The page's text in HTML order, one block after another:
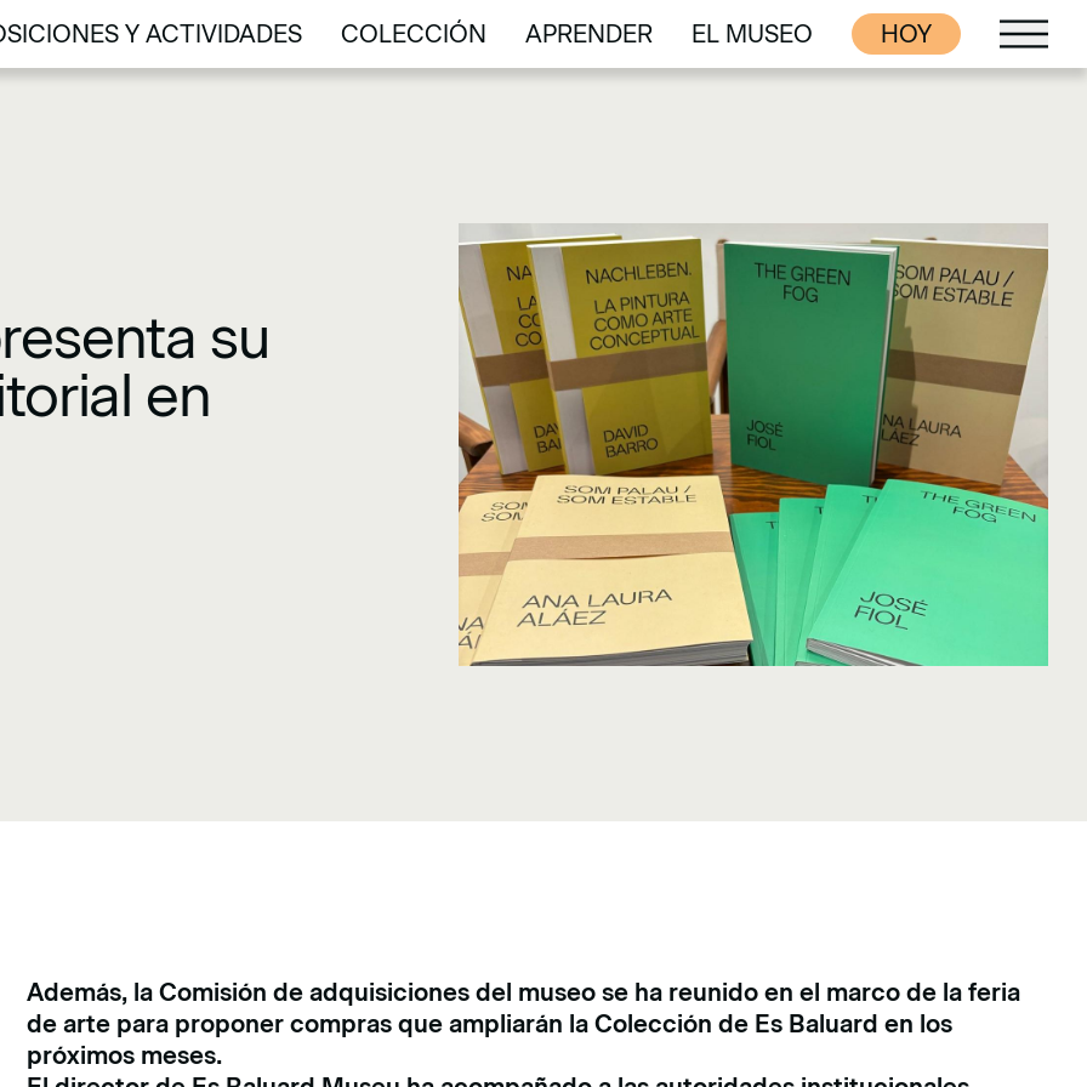
Y ACTIVIDADES
Y ACTIVIDADES
COLECCIÓN
COLECCIÓN
APRENDER
APRENDER
EL MUSEO
EL MUSEO
HOY
su
en
Además, la Comisión de adquisiciones del museo se ha reunido en el marco de la feria
de arte para proponer compras que ampliarán la Colección de Es Baluard en los
próximos meses.